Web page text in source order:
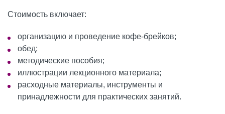
Стоимость включает:
организацию и проведение кофе-брейков;
обед;
методические пособия;
иллюстрации лекционного материала;
расходные материалы, инструменты и
принадлежности для практических занятий.